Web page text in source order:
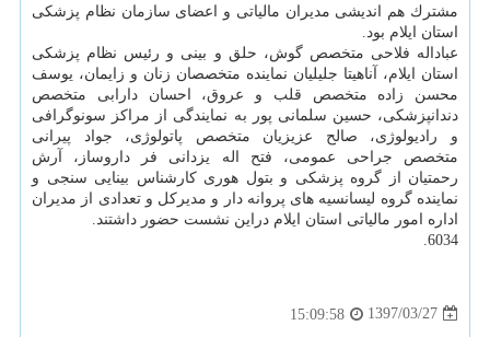
مشترك هم اندیشی مدیران مالیاتی و اعضای سازمان نظام پزشكی
استان ایلام بود.
عباداله فلاحی متخصص گوش، حلق و بینی و رئیس نظام پزشكی
استان ایلام، آناهیتا جلیلیان نماینده متخصصان زنان و زایمان، یوسف
محسن زاده متخصص قلب و عروق، احسان دارابی متخصص
دندانپزشكی، حسین سلمانی پور به نمایندگی از مراكز سونوگرافی
و رادیولوژی، صالح عزیزیان متخصص پاتولوژی، جواد پیرانی
متخصص جراحی عمومی، فتح اله یزدانی فر داروساز، آرش
رحمتیان از گروه پزشكی و بتول هوری كارشناس بینایی سنجی و
نماینده گروه لیسانسیه های پروانه دار و مدیركل و تعدادی از مدیران
اداره امور مالیاتی استان ایلام دراین نشست حضور داشتند.
6034.
1397/03/27
15:09:58